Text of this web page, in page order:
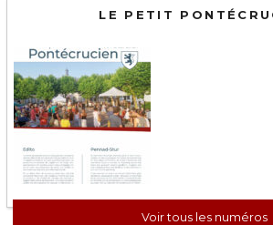
LE PETIT
Voir tous les numéros